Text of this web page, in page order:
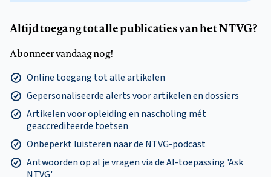
Altijd toegang tot alle publicaties van het NTVG?
Abonneer vandaag nog!
Online toegang tot alle artikelen
Gepersonaliseerde alerts voor artikelen en dossiers
Artikelen voor opleiding en nascholing mét
geaccrediteerde toetsen
Onbeperkt luisteren naar de NTVG-podcast
Antwoorden op al je vragen via de AI-toepassing 'Ask